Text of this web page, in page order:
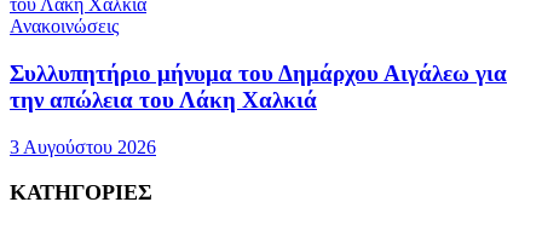
Ανακοινώσεις
Συλλυπητήριο μήνυμα του Δημάρχου Αιγάλεω για
την απώλεια του Λάκη Χαλκιά
3 Αυγούστου 2026
ΚΑΤΗΓΟΡΙΕΣ